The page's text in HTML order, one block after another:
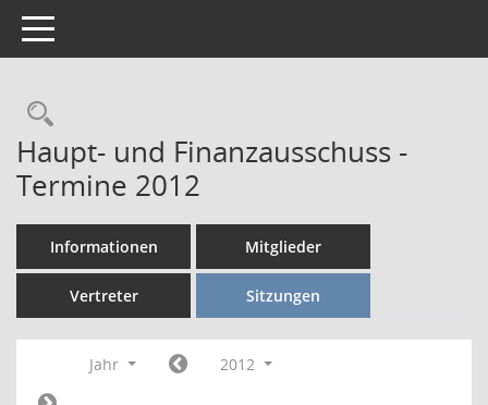
Toggle navigation
Rechercheauswahl
Haupt- und Finanzausschuss -
Termine 2012
Informationen Mitglieder
Vertreter Sitzungen
Jahr 2012